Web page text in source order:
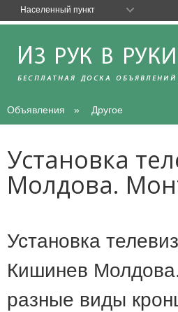
Объявления Другое
Установка
Молдова.
Установка
Кишинев
разные виды
Населенный пункт